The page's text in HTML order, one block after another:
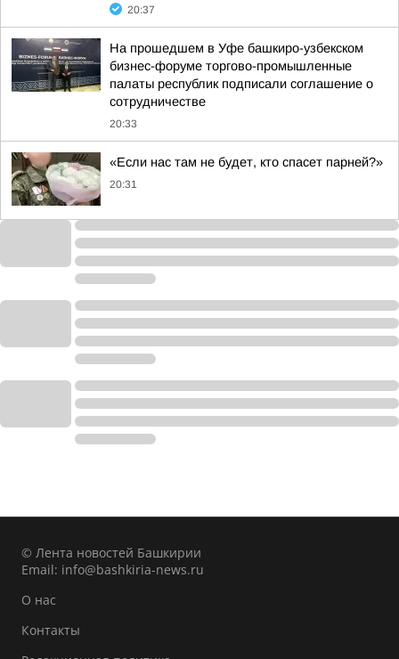
20:37
На прошедшем в Уфе башкиро-узбекском
бизнес-форуме торгово-промышленные
палаты республик подписали соглашение о
сотрудничестве
20:33
«Если нас там не будет, кто спасет парней?»
20:31
© Лента новостей Башкирии
Email: info@bashkiria-news.ru
О нас
Контакты